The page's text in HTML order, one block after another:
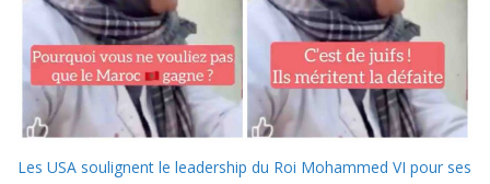
Les USA soulignent le leadership du Roi Mohammed VI pour ses